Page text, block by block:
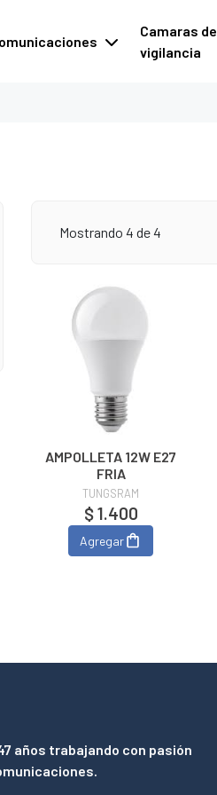
Camaras de
vigilancia
Mostrando 4 de 4
AMPOLLETA 12W E27
FRIA
TUNGSRAM
$ 1.400
Agregar
años trabajando con pasión